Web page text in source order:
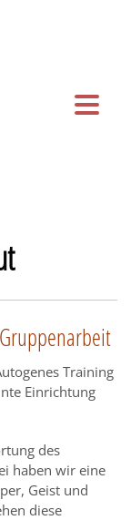
Training
Einrichtung
des
haben wir eine
Geist und
diese